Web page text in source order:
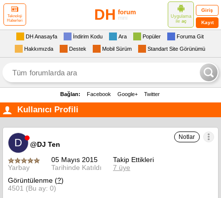
Teknoloji
Haberleri
DH forum
mini
Uygulama
ile aç
Giriş
Kayıt
DH Anasayfa İndirim Kodu Ara Popüler Foruma Git
Hakkımızda Destek Mobil Sürüm Standart Site Görünümü
Bağlan: Facebook Google+ Twitter
Kullanıcı Profili
D @DJ Ten
Notlar
Yarbay
05 Mayıs 2015
Tarihinde Katıldı
Takip Ettikleri
7 üye
Görüntülenme (?)
4501 (Bu ay: 0)